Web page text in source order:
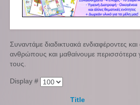
Συναντάμε διαδικτυακά ενδιαφέροντες και
ανθρώπους και μαθαίνουμε περισσότερα
τους.
Display #
Title